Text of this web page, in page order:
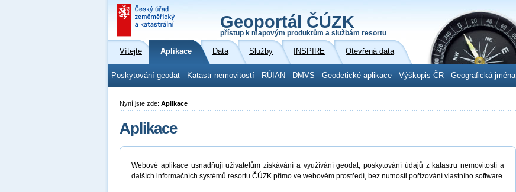
Geoportál ČÚZK
přístup k mapovým produktům a službám resortu
Vítejte Aplikace Data Služby INSPIRE Otevřená data
Poskytování geodat Katastr nemovitostí RÚIAN DMVS Geodetické aplikace Výškopis ČR Geografická jména
Nyní jste zde: Aplikace
Aplikace
Webové aplikace usnadňují uživatelům získávání a využívání geodat, poskytování údajů z katastru nemovitostí a
dalších informačních systémů resortu ČÚZK přímo ve webovém prostředí, bez nutnosti pořizování vlastního software.